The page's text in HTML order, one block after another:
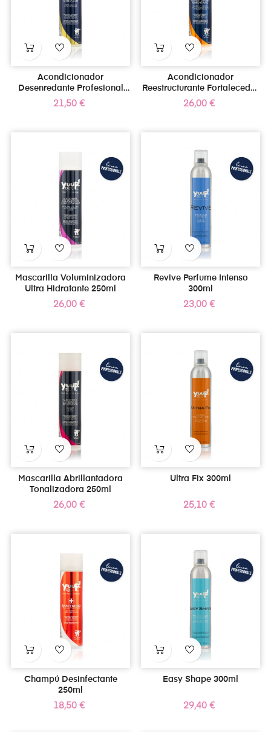
Acondicionador
Desenredante Profesional
250ml
Precio
21,50 €
Acondicionador
Reestructurante Fortalecedor
250ml
Precio
26,00 €
Mascarilla Voluminizadora
Ultra Hidratante 250ml
Precio
26,00 €
Revive Perfume Intenso
300ml
Precio
23,00 €
Mascarilla Abrillantadora
Tonalizadora 250ml
Precio
26,00 €
Ultra Fix 300ml
Precio
25,10 €
Champú Desinfectante
250ml
Precio
18,50 €
Easy Shape 300ml
Precio
29,40 €